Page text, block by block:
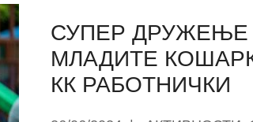
СУПЕР ДРУЖЕЊЕ
МЛАДИТЕ
КК РАБОТНИЧКИ